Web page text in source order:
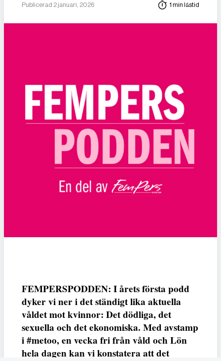
Publicerad 2 januari, 2026 1 min lästid
FEMPERSPODDEN: I årets första podd
dyker vi ner i det ständigt lika aktuella
våldet mot kvinnor: Det dödliga, det
sexuella och det ekonomiska. Med avstamp
i #metoo, en vecka fri från våld och Lön
hela dagen kan vi konstatera att det